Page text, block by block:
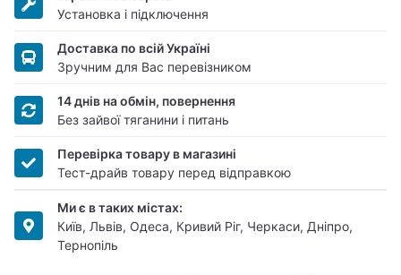
Установка і підключення
Доставка по всій Україні
Зручним для Вас перевізником
14 днів на обмін, повернення
Без зайвої тяганини і питань
Перевірка товару в магазині
Тест-драйв товару перед відправкою
Ми є в таких містах:
Київ, Львів, Одеса, Кривий Ріг, Черкаси, Дніпро,
Тернопіль